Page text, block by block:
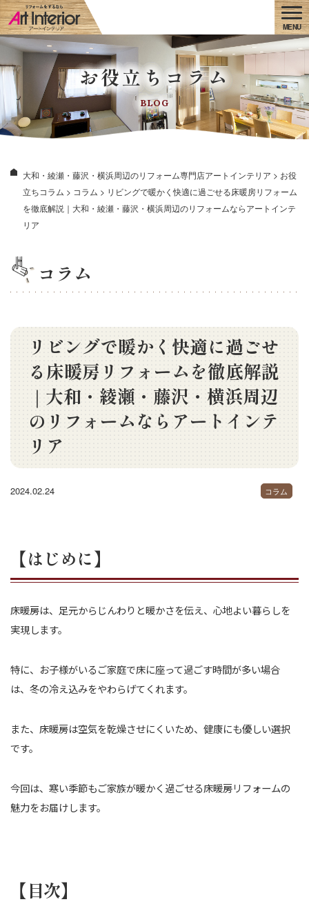
お役立ちコラム
BLOG
大和・綾瀬・藤沢・横浜周辺のリフォーム専門店アートインテリア > お役
立ちコラム > コラム > リビングで暖かく快適に過ごせる床暖房リフォーム
を徹底解説｜大和・綾瀬・藤沢・横浜周辺のリフォームならアートインテ
リア
コラム
リビングで暖かく快適に過ごせ
る床暖房リフォームを徹底解説
｜大和・綾瀬・藤沢・横浜周辺
のリフォームならアートインテ
リア
2024.02.24 コラム
【はじめに】
床暖房は、足元からじんわりと暖かさを伝え、心地よい暮らしを
実現します。
特に、お子様がいるご家庭で床に座って過ごす時間が多い場合
は、冬の冷え込みをやわらげてくれます。
また、床暖房は空気を乾燥させにくいため、健康にも優しい選択
です。
今回は、寒い季節もご家族が暖かく過ごせる床暖房リフォームの
魅力をお届けします。
【目次】